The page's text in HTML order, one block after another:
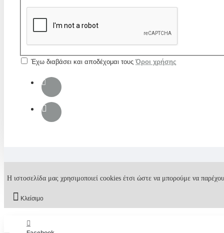
Έχω διαβάσει και αποδέχομαι τους Όροι χρήσης
Η ιστοσελίδα μας χρησιμοποιεί cookies έτσι ώστε να μπορούμε να
Κλείσιμο